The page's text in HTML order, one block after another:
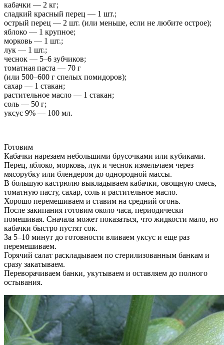
кабачки — 2 кг;
сладкий красный перец — 1 шт.;
острый перец — 2 шт. (или меньше, если не любите острое);
яблоко — 1 крупное;
морковь — 1 шт.;
лук — 1 шт.;
чеснок — 5–6 зубчиков;
томатная паста — 70 г
(или 500–600 г спелых помидоров);
сахар — 1 стакан;
растительное масло — 1 стакан;
соль — 50 г;
уксус 9% — 100 мл.
Готовим
Кабачки нарезаем небольшими брусочками или кубиками.
Перец, яблоко, морковь, лук и чеснок измельчаем через
мясорубку или блендером до однородной массы.
В большую кастрюлю выкладываем кабачки, овощную смесь,
томатную пасту, сахар, соль и растительное масло.
Хорошо перемешиваем и ставим на средний огонь.
После закипания готовим около часа, периодически
помешивая. Сначала может показаться, что жидкости мало, но
кабачки быстро пустят сок.
За 5–10 минут до готовности вливаем уксус и еще раз
перемешиваем.
Горячий салат раскладываем по стерилизованным банкам и
сразу закатываем.
Переворачиваем банки, укутываем и оставляем до полного
остывания.